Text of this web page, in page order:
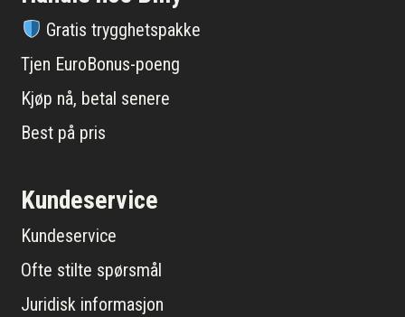
Gratis trygghetspakke
Tjen EuroBonus-poeng
Kjøp nå, betal senere
Best på pris
Kundeservice
Kundeservice
Ofte stilte spørsmål
Juridisk informasjon